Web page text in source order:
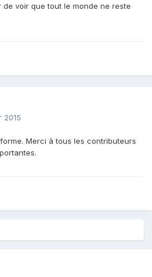
voir que tout le monde ne reste
2015
Merci à tous les contributeurs